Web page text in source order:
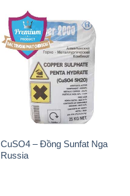
CuSO4 – Đồng Sunfat Nga
Russia